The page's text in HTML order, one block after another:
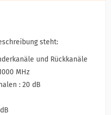
steht:
und Rückkanäle
MHz
: 20 dB